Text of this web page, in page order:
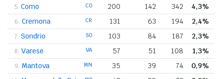
5. CO
Como 200 142 342 4,3%
6. CR
Cremona 131 63 194 2,4%
7. SO
Sondrio 103 84 187 2,3%
8. VA
Varese 57 51 108 1,3%
9. MN
Mantova 35 39 74 0,9%